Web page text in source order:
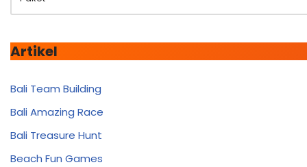
Artikel
Bali Team Building
Bali Amazing Race
Bali Treasure Hunt
Beach Fun Games